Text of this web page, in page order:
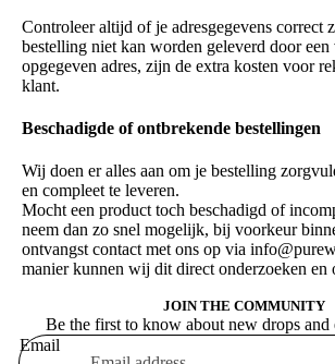
Controleer altijd of je adresgegevens correct
bestelling niet kan worden geleverd door een
opgegeven adres, zijn de extra kosten voor
klant.
Beschadigde of ontbrekende bestellingen
Wij doen er alles aan om je bestelling
en compleet te leveren.
Mocht een product toch beschadigd of
neem dan zo snel mogelijk, bij voorkeur
ontvangst contact met ons op via
manier kunnen wij dit direct onderzoeken en
JOIN THE COMMUNITY
Be the first to know about new drops and
Email